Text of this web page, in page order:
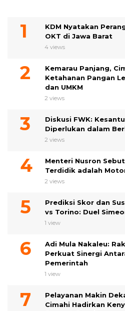
KDM Nyatakan
OKT di Jawa Barat
4 views
Kemarau Panjang,
Ketahanan Pangan
dan UMKM
2 views
Diskusi FWK:
Diperlukan dalam
2 views
Menteri Nusron
Terdidik adalah
2 views
Prediksi Skor dan
vs Torino: Duel
1 view
Adi Mula Nakaleu:
Perkuat Sinergi
Pemerintah
1 view
Pelayanan Makin
Cimahi Hadirkan